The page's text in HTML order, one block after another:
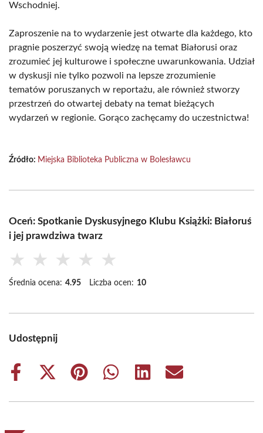
Wschodniej.
Zaproszenie na to wydarzenie jest otwarte dla każdego, kto
pragnie poszerzyć swoją wiedzę na temat Białorusi oraz
zrozumieć jej kulturowe i społeczne uwarunkowania. Udział
w dyskusji nie tylko pozwoli na lepsze zrozumienie
tematów poruszanych w reportażu, ale również stworzy
przestrzeń do otwartej debaty na temat bieżących
wydarzeń w regionie. Gorąco zachęcamy do uczestnictwa!
Źródło: Miejska Biblioteka Publiczna w Bolesławcu
Oceń: Spotkanie Dyskusyjnego Klubu Książki: Białoruś
i jej prawdziwa twarz
★ ★ ★ ★ ★
Średnia ocena: 4.95 Liczba ocen: 10
Udostępnij
Share
Share
(Twitter)
Share
Share
Share
Share